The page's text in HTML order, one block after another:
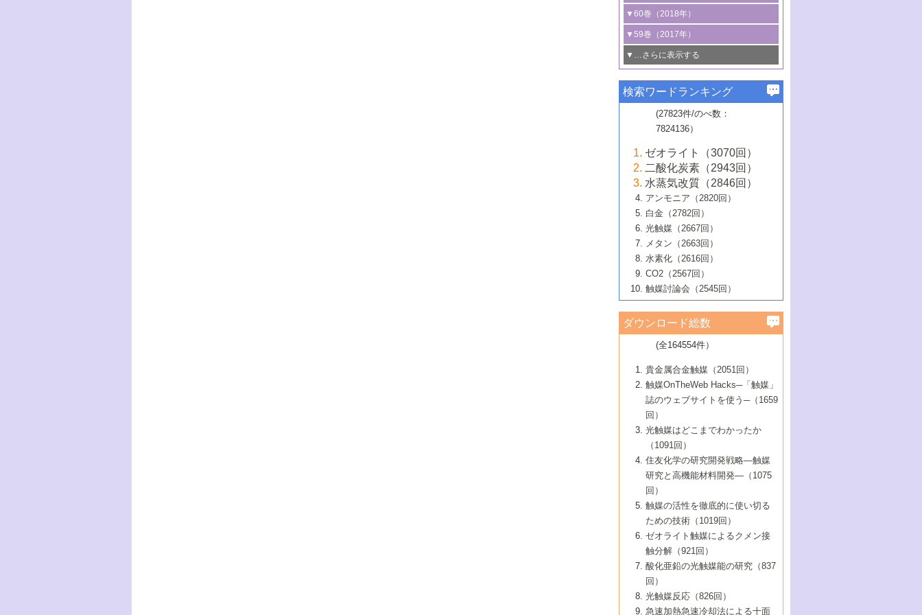
る非貴金属触媒の研究動向
5号 ゼオライトの合成と応用における研
究動向
6号 ヘテロ接合界面
B号 第135回触媒討論会（2025年）
線を利用した触媒解析技術の最先端
5号 単原子触媒
6号 参照触媒委員会からのお知らせ
B号 第133回触媒討論会（2023年）
4号 格子酸素・格子酸素欠陥を利用した
触媒反応
5号 生体触媒によるエネルギー変換反応
6号 窒素とリンの循環のための触媒・機
能性材料
3号 CO の排出削減および有効活用のた
めの触媒技術
4号 若手による情報発信企画～とびたて
若き触媒の研究者たち～（1）
若き触媒の研究者たち～（2）
6号 石油のノーブル・ユースを志向した
触媒技術
大学：オンライン・対面開催）
3号 特殊反応場を利用した触媒的分子変
換反応
4号 多孔質材料を用いた触媒の新展開
5号 情報学的手法を用いた触媒開発
6号 カーボンニュートラルに向けた電解
技術
B号 第127回触媒討論会（2021年・オン
ライン開催(Zoom)のみ）
タリゼーション
2号 機能化学品製造に資するクリーンな
触媒的酸化反応
3号 水処理のための触媒化学
4号 光触媒を用いた水分解の最新の研究
動向
5号 次世代の触媒プロセスを支えるマイ
6号 メタン転換技術の最新動向
B号 第125回触媒討論会（2020年・工学
院大学）
1号 物質移動制御に着目した触媒プロセ
ス開発
2号 CO2 フリー水素サプライチェーンに
関わる触媒開発動向
3号 精密高分子合成に関する最近の研究
動向
4号 バイオマス化成品製造のための触媒
5号 固体触媒による含窒素有機化合物変
換の最前線
6号 貴金属使用量低減に向けた自動車排
ガス浄化触媒の開発
B号 第123回触媒討論会（2019年・大阪
▼60巻（2018年）
1号 固体酸触媒の最新の研究動向
2号 二酸化炭素からの有用化学品合成
3号 ナノ粒子・クラスター触媒の最前線
4号 60周年記念企画
5号 進化するゼオライト合成技術
6号 非貴金属系触媒における電気化学的
B号 第121回触媒討論会（2018年・東京
大学）
▼59巻（2017年）
1号 いたるところに，触媒
最先端技術
3号 無機分離膜材料の開発と触媒反応プ
ロセスへの適用
5号 水素のふるまいを解き明かす最先端
研究
6号 低級アルカンの有効利用のための触
媒技術
B号 第119回触媒討論会（2017年・首都
大学東京）
▼…さらに表示する
1号 ユニークな構造の高分子を生み出す触
2号 リグニンからの化成品製造に向けた触
媒技術
3号 触媒研究の最先端～とびたて若き研究
者たち～（1）
4号 触媒研究の最先端～とびたて若き研究
者たち～（2）
5号 触媒研究の最先端～とびたて若き研究
者たち～（3）
6号 イオニクス材料と燃料電池・電解合成
の最新の研究動向
B号 第117回触媒討論会（2016年・大阪府
立大学）
▼57巻（2015年）
1号 水素キャリアにかかわる触媒技術の新
2号 石油精製用触媒の最近の進展
3号 固体酸化物形燃料電池（SOFC）におけ
るアノード触媒上での燃料直接改質技術
4号 コアシェル構造の制御による触媒機能
5号 工業触媒およびその周辺技術の最近の
進歩
6号 ナノシート
B号 第115回触媒討論会（2015年・成蹊大
▼56巻（2014年）
2号 光触媒反応機構に関する最新の研究動
向
開発動向
4号 人工光合成に向けた近年のアプローチ
5号 未利用熱エネルギーの有効活用に貢献
する触媒技術
6号 ポリオキソメタレート
B号 第113回触媒討論会（2014年・ロワジ
ールホテル豊橋）
1号 高耐久性燃料電池システム用触媒にお
ける新展開
2号 リビングラジカル重合の最近の動向
3号 天然ガスの化学工業的展開に関する触
媒技術
4号 貴金属触媒の精密構造制御とその活用
5号 バイオマス化成品製造のための固体触
6号 ナノ空間─吸着状態解析から新機能開拓
B号 第111回触媒討論会（2013年・関西大
▼54巻（2012年）
1号 規則性多孔体の利用技術における最近
の進歩
2号 第109回触媒討論会
3号 貴金属低減技術の最新動向
4号 貴金属代替技術の最新動向
5号 光触媒による物質変換反応の新展開
6号 グラフェン
7号 水素を利用する化成品合成の新潮流
▼53巻（2011年）
1号 金属学から見る合金触媒の新展開
2号 第107回触媒討論会
3号 触媒のその場観察法の進歩（１）
4号 触媒のその場観察法の進歩（２）
5号 不活性結合の触媒的活性化による有機
合成
6号 新しい固体酸触媒技術
7号 ゼオライト合成における最近の進歩
▼52巻（2010年）
1号 触媒の劣化対策と長寿命触媒開発
2号 第105回触媒討論会
3号 ナノ構造が拓く新機能
4号 活性サイトおよびその環境の精密な設
計による触媒の高機能化
5号 触媒を有効に使うための技術
7号 有機分子触媒による精密有機合成
8号 高機能化ポリオレフィンに向けた重合
触媒の最近の進展
1号 炭素材料－熱い注目を集める材料－
2号 第103回触媒討論会
3号 環境浄化用光触媒の現状と課題
4号 水素社会の実現に向けた水素製造・貯
蔵技術の進歩
5号 CO2が関わる触媒・材料
7号 持続可能社会実現のための触媒および
触媒関連技術
▼50巻（2008年）
1号 触媒化学と学会のこの10年，半世紀，
そして未来
2号 第101回触媒討論会
4号 錯体を利用したユニークな表面構造の
構築と機能
5号 若手会員による触媒研究の未来展望1：
企業編
6号 第102回触媒討論会
7号 触媒・化学反応における計算化学の進
8号 若手研究者による触媒研究の未来展望
2：大学・研究所編
▼49巻（2007年）
1号 含フッ素化合物の合成と触媒
2号 第99回触媒討論会
3号 実用的ファインケミカル合成プロセス
を実現する触媒
5号 こんな物質，あんな物質―新たな触媒
の可能性―
7号 『結晶の化学』を活かした触媒研究
8号 イオン液体の応用
▼48巻（2006年）
1号 固体酸触媒の最近の進歩
2号 第97回触媒討論会
3号 リビング重合触媒の最近の展開
5号 水素製造・貯蔵のための触媒技術の新
しい展開
6号 第98回触媒討論会
7号 基礎化学品製造の触媒技術
8号 多機能型リアクター
1号 最近の触媒担体とその効果
2号 第95回触媒討論会
4号 水分解用光触媒材料
5号 時間分解分光の進歩と応用
6号 第96回触媒討論会
8号 超臨界流体を用いた化学プロセスの新
▼46巻（2004年）
1号 部分酸化反応触媒の最前線
2号 第93回触媒討論会
3号 特殊エネルギー場の触媒反応
4号 生体内における金属の触媒作用
5号 ファインケミカルズの展開に寄与する
6号 第94回触媒討論会
7号 サブナノレベルでみた新しい表面現象
8号 オレフィン重合触媒の新たな展
▼45巻（2003年）
1号 なぜこの触媒が良いのか？
2号 第91回触媒討論会
3号 最近の自動車排ガス処理技術
4号 触媒研究の現状と将来─第90回触媒討論
5号 基礎化学品製造の触媒技術
6号 第92回触媒討論会
7号 基礎化学品製造の触媒技術
8号 資源の循環と触媒技術
▼44巻（2002年）
1号 高次制御された触媒の化学
2号 第89回触媒討論会
3号 触媒を利用した電気化学の新展開
4号 ナノ材料の調製と機能化
5号 こんな触媒が欲しい
6号 第90回触媒討論会
7号 触媒研究と学術雑誌/情報
8号 若い世代からみた触媒化学の現状と未
▼43巻（2001年）
1号 グリーンケミストリーと触媒
2号 第87回触媒討論会特集号
3号 生体触媒とバイオプロセス
4号 水素製造・利用の触媒化学
5号 触媒研究における新しい切り口：コン
ビナトリアルケミストリー
6号 第88回触媒討論会特集号
7号 企業における触媒研究のブレークスル
8号 この材料を触媒として使ってみません
▼42巻（2000年）
1号 触媒反応工学の明日を拓く
2号 第85回触媒討論会
3号 反応ダイナミクス
5号 触媒のおもしろさをどのように伝える
6号 第86回触媒討論会
7号 水素化精製触媒の新しい展開
8号 新しい反応性と機能性を目指した金属
クラスタ-化学
▼41巻（1999年）
1号 孔、穴、あな?-特異な空間とその利用-
2号 第83回触媒討論会
3号 均一系触媒反応最前線
4号 実用炭素材料の新展開
5号 研究の方法論を考える
7号 機能性金属材料と触媒
8号 触媒研究へのNMRの応用と展望
▼40巻（1998年）
進展と21世紀への提言/創立40周年記念・触
媒学会この10年の歩みとこれから/創立40周
2号 第81回触媒討論会
3号 計算機触媒化学へのさそい
4号 触媒劣化の制御と予測
5号 最新の実用プロセスと触媒
6号 第82回触媒討論会
1号 均一系と不均一系触媒反応-その特徴と
接点
2号 第79回触媒討論会
3号 最新NO除去触媒の実用化研究
4号 新しい反応場を目指した触媒調製
5号 反応・分離技術の新しい展開
6号 第80回触媒討論会
▼38巻（1996年）
1号 触媒の構造と触媒作用/C1化学を中心と
する21世紀への触媒
3号 オリンピックメダル:金・銀・銅はどん
な触媒作用を示すか
4号 触媒作用における機能の複合化
▼37巻（1995年）
1号 ファインケミカルズと固体触媒
2号 第75回触媒討論会
3号 希土類を利用した触媒
4号 触媒とリサイクル
5号 エネルギー変換触媒
▼36巻（1994年）
1号 電気化学と触媒
2号 第73回触媒討論会
3号 C4化学の展開
4号 《通常号》
▼35巻（1993年）
1号 工業触媒開発マニュアル―探索から工
業化まで
2号 第71回触媒討論会
▼34巻（1992年）
1号 インパクトを与えたこの研究
2号 第69回触媒討論会
▼33巻（1991年）
1号 触媒プロセス開発マニュアル―探索か
▼32巻（1990年）
検索ワードランキング
(27823件/のべ数：
7824136）
ゼオライト（3070回）
二酸化炭素（2943回）
水蒸気改質（2846回）
アンモニア（2820回）
白金（2782回）
光触媒（2667回）
メタン（2663回）
水素化（2616回）
CO2（2567回）
触媒討論会（2545回）
ダウンロード総数
(全164554件）
貴金属合金触媒（2051回）
触媒OnTheWeb Hacks─「触媒」
誌のウェブサイトを使う─（1659
回）
光触媒はどこまでわかったか
（1091回）
住友化学の研究開発戦略―触媒
研究と高機能材料開発―（1075
回）
触媒の活性を徹底的に使い切る
ための技術（1019回）
ゼオライト触媒によるクメン接
触分解（921回）
酸化亜鉛の光触媒能の研究（837
回）
光触媒反応（826回）
急速加熱急速冷却法による十面